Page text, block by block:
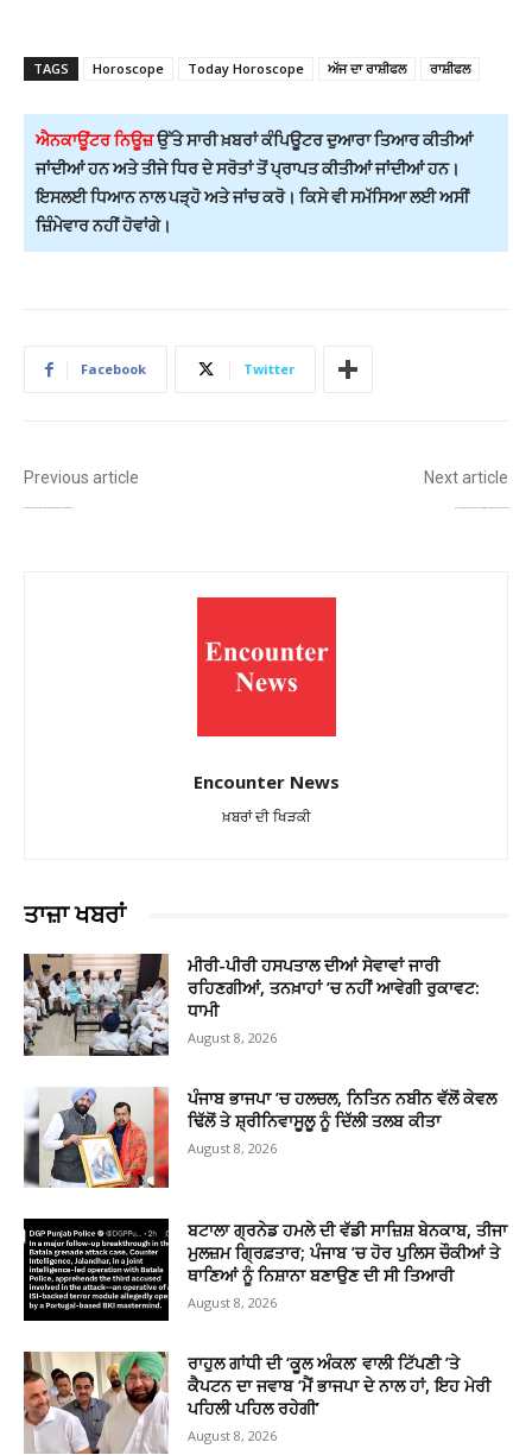
TAGS Horoscope Today Horoscope ਅੱਜ ਦਾ ਰਾਸ਼ੀਫਲ ਰਾਸ਼ੀਫਲ
ਐਨਕਾਊਂਟਰ ਨਿਊਜ਼ਉੱਤੇ ਸਾਰੀ ਖ਼ਬਰਾਂ ਕੰਪਿਊਟਰ ਦੁਆਰਾ ਤਿਆਰ ਕੀਤੀਆਂ
ਜਾਂਦੀਆਂ ਹਨ ਅਤੇ ਤੀਜੇ ਧਿਰ ਦੇ ਸਰੋਤਾਂ ਤੋਂ ਪ੍ਰਾਪਤ ਕੀਤੀਆਂ ਜਾਂਦੀਆਂ ਹਨ।
ਇਸਲਈ ਧਿਆਨ ਨਾਲ ਪੜ੍ਹੋ ਅਤੇ ਜਾਂਚ ਕਰੋ। ਕਿਸੇ ਵੀ ਸਮੱਸਿਆ ਲਈ ਅਸੀਂ
ਜ਼ਿੰਮੇਵਾਰ ਨਹੀਂ ਹੋਵਾਂਗੇ।
Facebook Twitter
Previous article Next article
Encounter News
ਖ਼ਬਰਾਂ ਦੀ ਖਿੜਕੀ
ਤਾਜ਼ਾ ਖਬਰਾਂ
ਮੀਰੀ-ਪੀਰੀ ਹਸਪਤਾਲ ਦੀਆਂ ਸੇਵਾਵਾਂ ਜਾਰੀ
ਰਹਿਣਗੀਆਂ, ਤਨਖ਼ਾਹਾਂ ’ਚ ਨਹੀਂ ਆਵੇਗੀ ਰੁਕਾਵਟ:
ਧਾਮੀ
August 8, 2026
ਪੰਜਾਬ ਭਾਜਪਾ ’ਚ ਹਲਚਲ, ਨਿਤਿਨ ਨਬੀਨ ਵੱਲੋਂ ਕੇਵਲ
ਢਿੱਲੋਂ ਤੇ ਸ਼੍ਰੀਨਿਵਾਸੂਲੂ ਨੂੰ ਦਿੱਲੀ ਤਲਬ ਕੀਤਾ
August 8, 2026
ਬਟਾਲਾ ਗ੍ਰਨੇਡ ਹਮਲੇ ਦੀ ਵੱਡੀ ਸਾਜ਼ਿਸ਼ ਬੇਨਕਾਬ, ਤੀਜਾ
ਮੁਲਜ਼ਮ ਗ੍ਰਿਫ਼ਤਾਰ; ਪੰਜਾਬ ’ਚ ਹੋਰ ਪੁਲਿਸ ਚੌਕੀਆਂ ਤੇ
ਥਾਣਿਆਂ ਨੂੰ ਨਿਸ਼ਾਨਾ ਬਣਾਉਣ ਦੀ ਸੀ ਤਿਆਰੀ
August 8, 2026
ਰਾਹੁਲ ਗਾਂਧੀ ਦੀ ‘ਕੂਲ ਅੰਕਲ’ ਵਾਲੀ ਟਿੱਪਣੀ ’ਤੇ
ਕੈਪਟਨ ਦਾ ਜਵਾਬ ‘ਮੈਂ ਭਾਜਪਾ ਦੇ ਨਾਲ ਹਾਂ, ਇਹ ਮੇਰੀ
ਪਹਿਲੀ ਪਹਿਲ ਰਹੇਗੀ’
August 8, 2026